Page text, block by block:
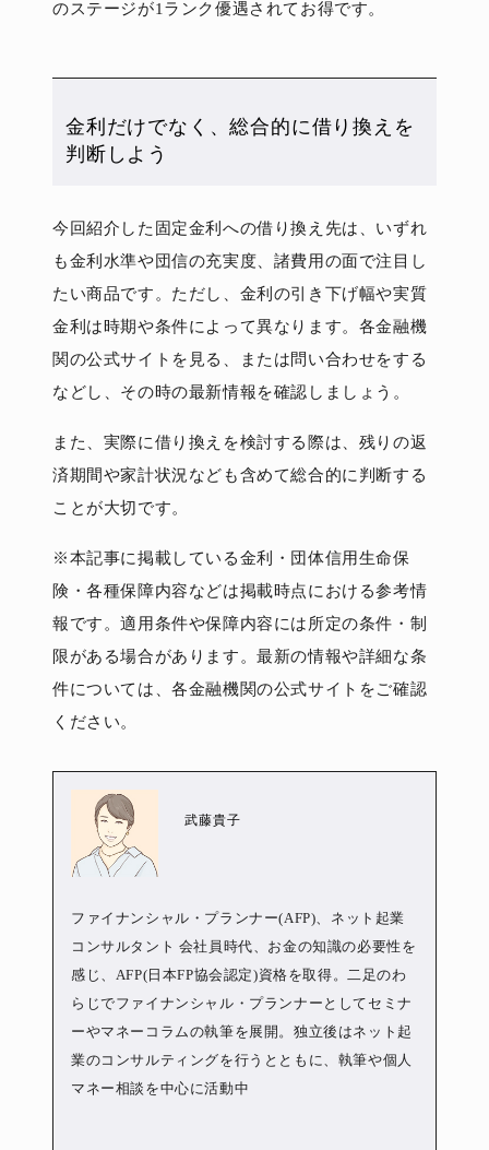
のステージが1ランク優遇されてお得です。
金利だけでなく、総合的に借り換えを
判断しよう
今回紹介した固定金利への借り換え先は、いずれ
も金利水準や団信の充実度、諸費用の面で注目し
たい商品です。ただし、金利の引き下げ幅や実質
金利は時期や条件によって異なります。各金融機
関の公式サイトを見る、または問い合わせをする
などし、その時の最新情報を確認しましょう。
また、実際に借り換えを検討する際は、残りの返
済期間や家計状況なども含めて総合的に判断する
ことが大切です。
※本記事に掲載している金利・団体信用生命保
険・各種保障内容などは掲載時点における参考情
報です。適用条件や保障内容には所定の条件・制
限がある場合があります。最新の情報や詳細な条
件については、各金融機関の公式サイトをご確認
ください。
武藤貴子
ファイナンシャル・プランナー(AFP)、ネット起業
コンサルタント 会社員時代、お金の知識の必要性を
感じ、AFP(日本FP協会認定)資格を取得。二足のわ
らじでファイナンシャル・プランナーとしてセミナ
ーやマネーコラムの執筆を展開。独立後はネット起
業のコンサルティングを行うとともに、執筆や個人
マネー相談を中心に活動中